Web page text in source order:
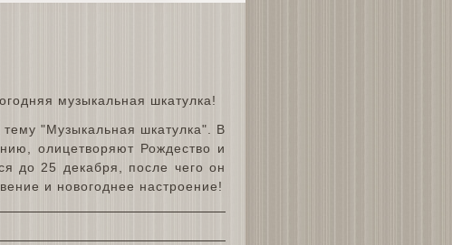
"Музыкальная шкатулка". В
олицетворяют Рождество и
до 25 декабря, после чего он
и новогоднее настроение!